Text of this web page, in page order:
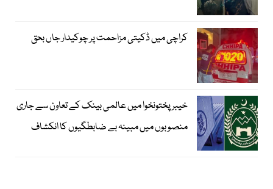
کراچی میں ڈکیتی مزاحمت پر چوکیدار جاں بحق
خیبرپختونخوا میں عالمی بینک کے تعاون سے جاری
منصوبوں میں مبینہ بے ضابطگیوں کا انکشاف